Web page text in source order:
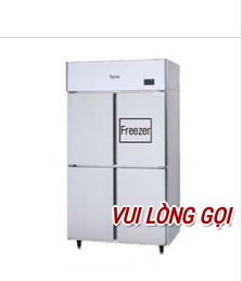
VUI LÒNG GỌI